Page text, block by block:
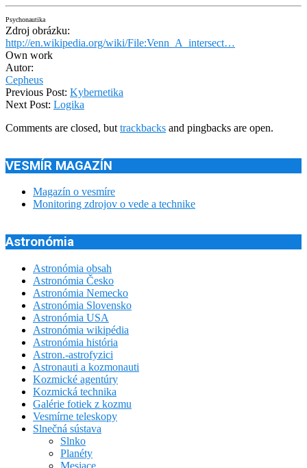
Psychonautika
Zdroj obrázku:
http://en.wikipedia.org/wiki/File:Venn_A_intersect…
Own work
Autor:
Cepheus
2013-
05-
Previous Post: Kybernetika
Next Post: Logika
Comments are closed, but trackbacks and pingbacks are open.
VESMÍR MAGAZÍN
Magazín o vesmíre
Monitoring zdrojov o vede a technike
Astronómia
Astronómia obsah
Astronómia Česko
Astronómia Nemecko
Astronómia Slovensko
Astronómia USA
Astronómia wikipédia
Astronómia história
Astron.-astrofyzici
Astronauti a kozmonauti
Kozmické agentúry
Kozmická technika
Galérie fotiek z kozmu
Vesmírne teleskopy
Slnečná sústava
Slnko
Planéty